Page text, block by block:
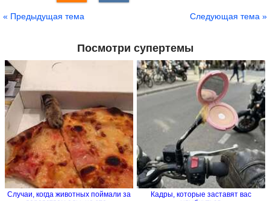
« Предыдущая тема Следующая тема »
Посмотри супертемы
Случаи, когда животных поймали за
Кадры, которые заставят вас